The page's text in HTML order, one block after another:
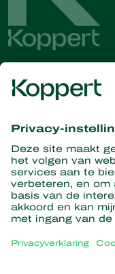
Ontvang
informatie
Partners with
Roofmijten
Roofinsecten